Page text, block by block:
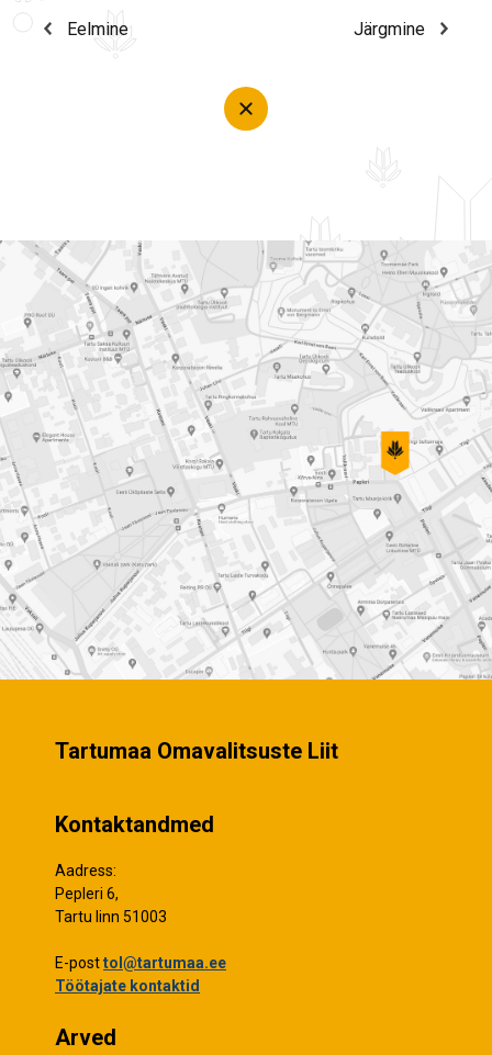
Eelmine Järgmine
Tartumaa Omavalitsuste Liit
Kontaktandmed
Aadress:
Pepleri 6,
Tartu linn 51003
E-posttol@tartumaa.ee
Töötajate kontaktid
Arved